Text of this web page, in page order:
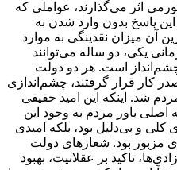
اثر می‌گذارند، عواملی که
این پاسخ بدون وارد شدن به
آن میزان نقدینگی به موارد
یکی، دو ساله می‌توانند
چشم‌انداز است. هر دو دولت
کار قرار گرفتند، چشم‌اندازی
شد. اینکه این امید حقیقی
اصلی باور مردم به وجود این
کلی و بی‌دلیل بود، بلکه امیدی
مزبور بود. شعارهای دولت
تاکید بر عقلانیت، بهبود